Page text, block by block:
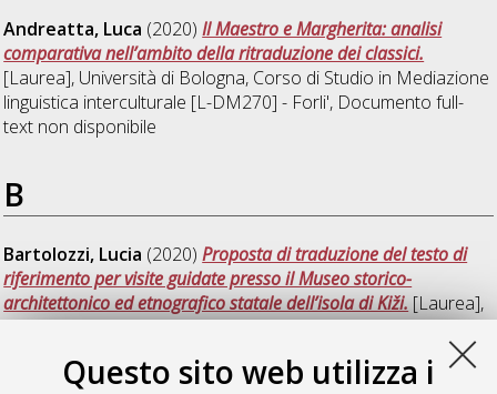
Questo sito web utilizza i
Andreatta, Luca (2020)Il Maestro e Margherita: analisi
comparativa nell’ambito della ritraduzione dei classici.
[Laurea], Università di Bologna, Corso di Studio in Mediazione
linguistica interculturale [L-DM270] - Forli', Documento full-
text non disponibile
B
Bartolozzi, Lucia (2020)Proposta di traduzione del testo di
riferimento per visite guidate presso il Museo storico-
architettonico ed etnografico statale dell’isola di Kiži. [Laurea],
Università di Bologna, Corso di Studio inMediazione
, Documento full-
text non disponibile